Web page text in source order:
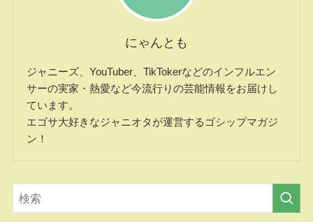
にゃんとも
ジャニーズ、YouTuber、TikTokerなどのインフルエン
サーの実家・熱愛など今流行りの芸能情報をお届けし
ています。
エゴサ大好きなジャニオタが運営するゴシップマガジ
ン！